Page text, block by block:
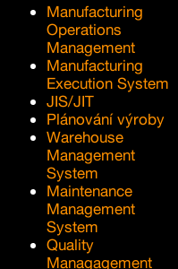
Manufacturing
Operations
Management
Manufacturing
Execution System
JIS/JIT
Plánování výroby
Warehouse
Management
System
Maintenance
Management
System
Quality
Managagement